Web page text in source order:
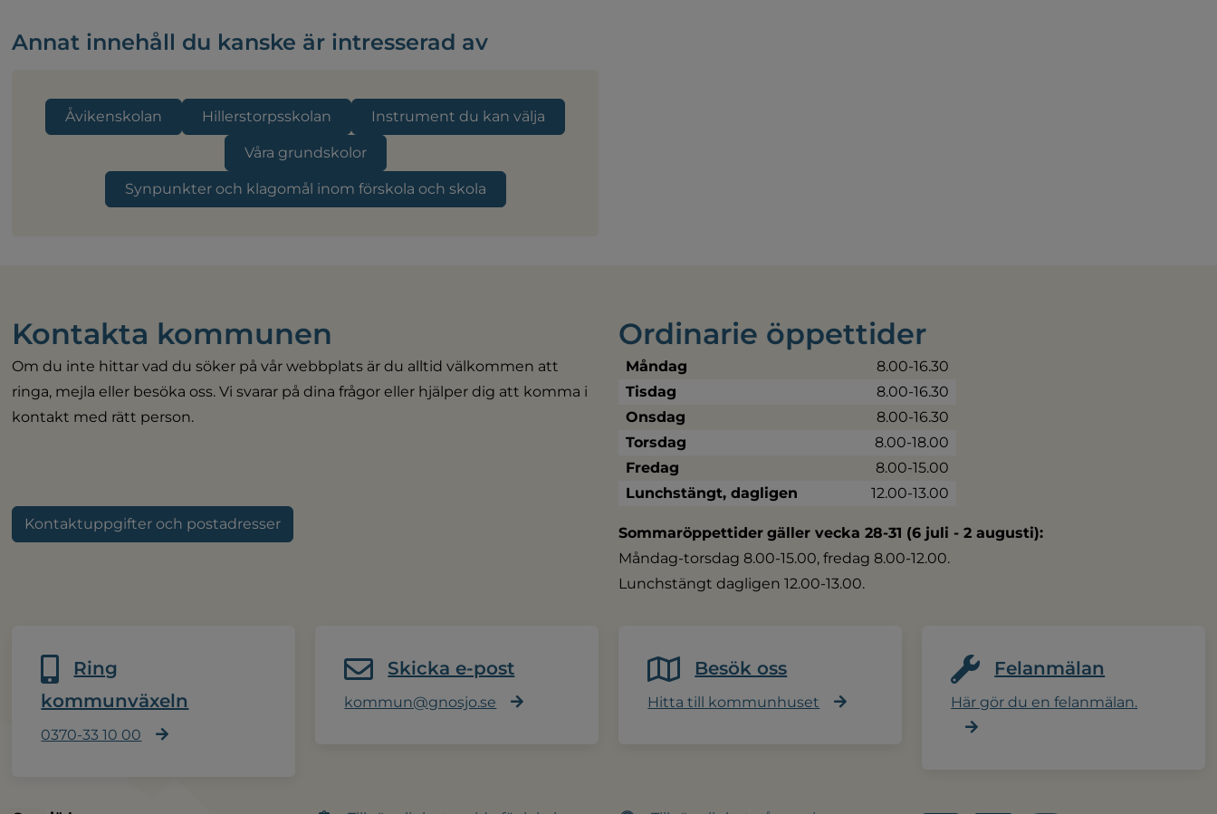
Annat innehåll du kanske är intresserad av
Åvikenskolan Hillerstorpsskolan Instrument du kan välja
Våra grundskolor
Synpunkter och klagomål inom förskola och skola
Kontakta kommunen
Om du inte hittar vad du söker på vår webbplats är du alltid välkommen att
ringa, mejla eller besöka oss. Vi svarar på dina frågor eller hjälper dig att komma i
kontakt med rätt person.
Kontaktuppgifter och postadresser
Ordinarie öppettider
Måndag
8.00-16.30
Tisdag
8.00-16.30
Onsdag
8.00-16.30
Torsdag
8.00-18.00
Fredag
8.00-15.00
Lunchstängt, dagligen
12.00-13.00
Sommaröppettider gäller vecka 28-31 (6 juli - 2 augusti):
Måndag-torsdag 8.00-15.00, fredag 8.00-12.00.
Lunchstängt dagligen 12.00-13.00.
Ring
kommunväxeln
0370-33 10 00
Skicka e-post
kommun@gnosjo.se
Besök oss
Hitta till kommunhuset
Felanmälan
Här gör du en felanmälan.